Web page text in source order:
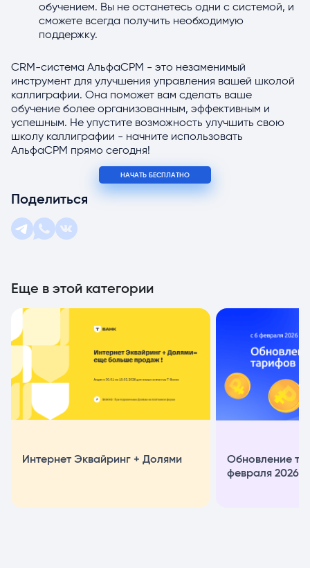
обучением. Вы не останетесь одни с системой, и
сможете всегда получить необходимую
поддержку.
CRM-система АльфаСРМ - это незаменимый
инструмент для улучшения управления вашей школой
каллиграфии. Она поможет вам сделать ваше
обучение более организованным, эффективным и
успешным. Не упустите возможность улучшить свою
школу каллиграфии - начните использовать
АльфаСРМ прямо сегодня!
НАЧАТЬ БЕСПЛАТНО
Поделиться
Еще в этой категории
Интернет Эквайринг + Долями
Обновление
февраля 2026